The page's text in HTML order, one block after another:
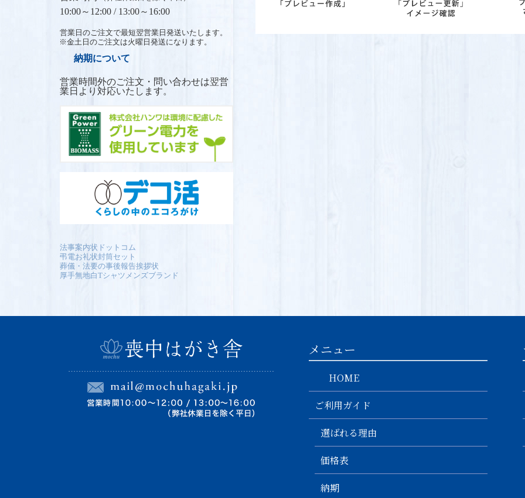
10:00～12:00 /13:00～16:00
営業日のご注文で最短翌営業日発送いたします。
※金土日のご注文は火曜日発送になります。
納期について
営業時間外のご注文・問い合わせは翌営
業日より対応いたします。
法事案内状ドットコム
弔電お礼状封筒セット
葬儀・法要の事後報告挨拶状
厚手無地白Tシャツメンズブランド
メニュー
HOME
ご利用ガイド
選ばれる理由
価格表
納期